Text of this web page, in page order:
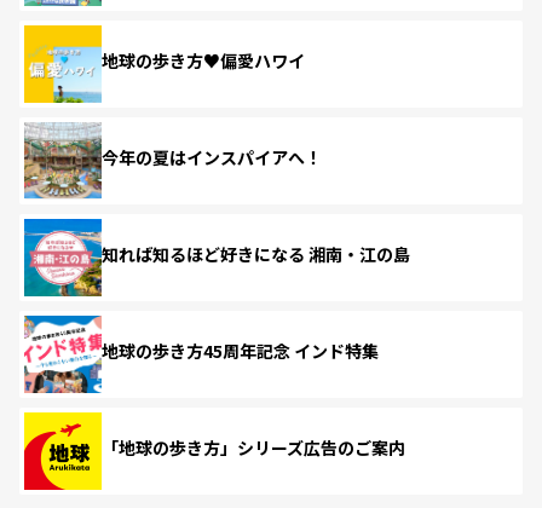
地球の歩き方♥偏愛ハワイ
今年の夏はインスパイアへ！
知れば知るほど好きになる 湘南・江の島
地球の歩き方45周年記念 インド特集
「地球の歩き方」シリーズ広告のご案内